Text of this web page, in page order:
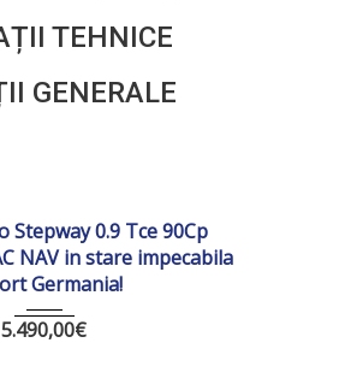
TEHNICE
GENERALE
Stepway 0.9 Tce 90Cp
NAV in stare impecabila
Germania!
5.490,00€